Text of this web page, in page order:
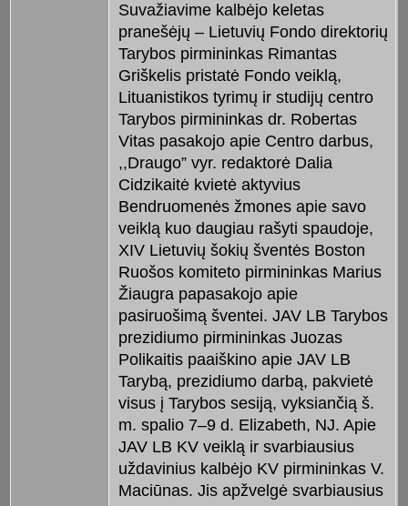
Suvažiavime kalbėjo keletas
pranešėjų – Lietuvių Fondo direktorių
Tarybos pirmininkas Rimantas
Griškelis pristatė Fondo veiklą,
Lituanistikos tyrimų ir studijų centro
Tarybos pirmininkas dr. Robertas
Vitas pasakojo apie Centro darbus,
,,Draugo” vyr. redaktorė Dalia
Cidzikaitė kvietė aktyvius
Bendruomenės žmones apie savo
veiklą kuo daugiau rašyti spaudoje,
XIV Lietuvių šokių šventės Boston
Ruošos komiteto pirmininkas Marius
Žiaugra papasakojo apie
pasiruošimą šventei. JAV LB Tarybos
prezidiumo pirmininkas Juozas
Polikaitis paaiškino apie JAV LB
Tarybą, prezidiumo darbą, pakvietė
visus į Tarybos sesiją, vyksiančią š.
m. spalio 7–9 d. Elizabeth, NJ. Apie
JAV LB KV veiklą ir svarbiausius
uždavinius kalbėjo KV pirmininkas V.
Maciūnas. Jis apžvelgė svarbiausius